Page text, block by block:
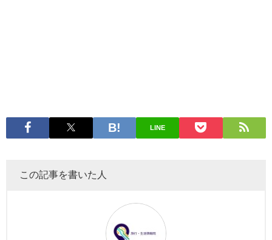
LINE
この記事を書いた人